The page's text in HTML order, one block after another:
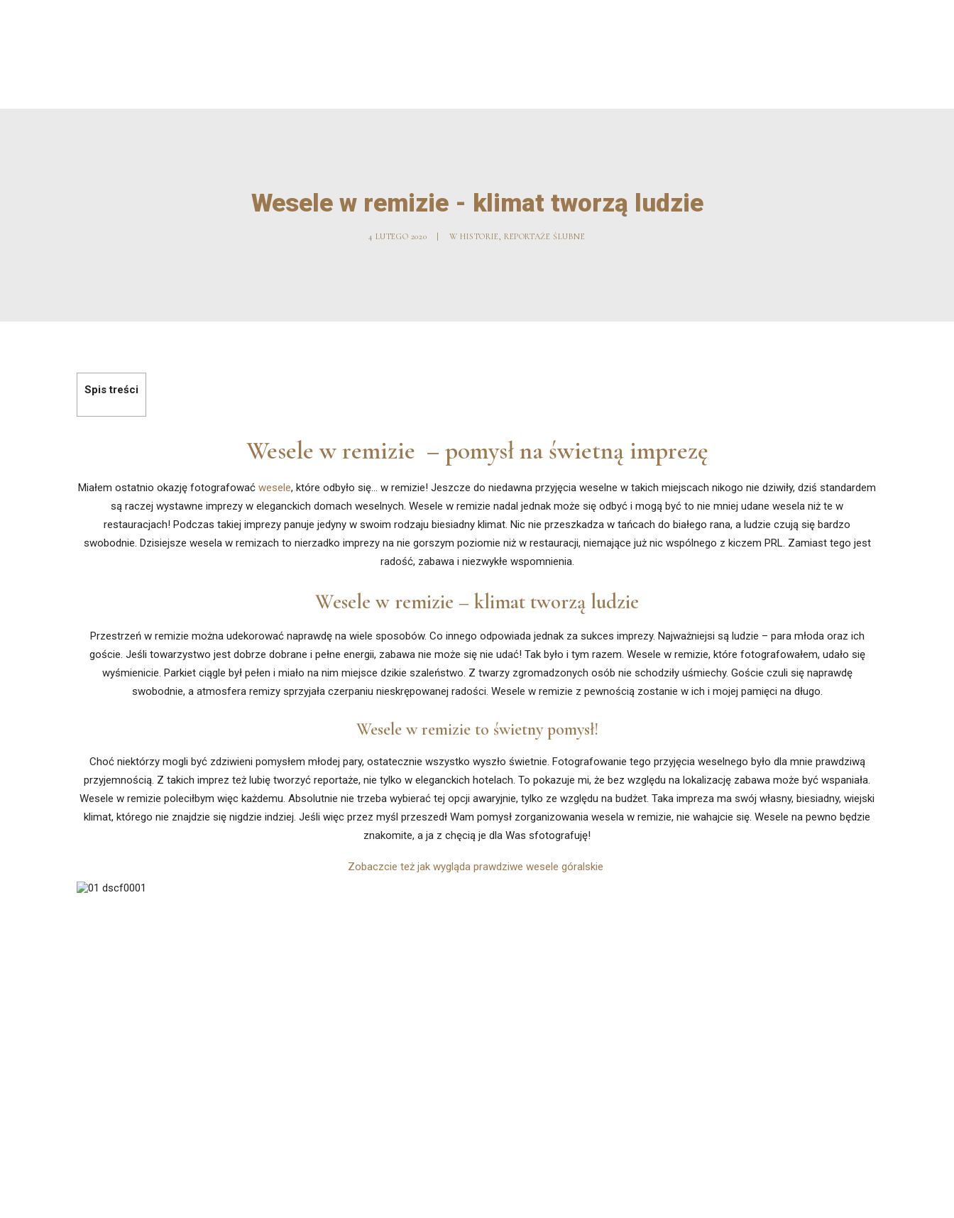
Wesele w remizie - klimat tworzą ludzie
4 LUTEGO 2020 W HISTORIE,REPORTAŻE ŚLUBNE
Spis treści
Wesele w remizie – pomysł na świetną imprezę
Miałem ostatnio okazję fotografować wesele, które odbyło się… w remizie! Jeszcze do niedawna przyjęcia weselne w takich miejscach nikogo nie dziwiły, dziś standardem
są raczej wystawne imprezy w eleganckich domach weselnych. Wesele w remizie nadal jednak może się odbyć i mogą być to nie mniej udane wesela niż te w
restauracjach! Podczas takiej imprezy panuje jedyny w swoim rodzaju biesiadny klimat. Nic nie przeszkadza w tańcach do białego rana, a ludzie czują się bardzo
swobodnie. Dzisiejsze wesela w remizach to nierzadko imprezy na nie gorszym poziomie niż w restauracji, niemające już nic wspólnego z kiczem PRL. Zamiast tego jest
radość, zabawa i niezwykłe wspomnienia.
Wesele w remizie – klimat tworzą ludzie
Przestrzeń w remizie można udekorować naprawdę na wiele sposobów. Co innego odpowiada jednak za sukces imprezy. Najważniejsi są ludzie – para młoda oraz ich
goście. Jeśli towarzystwo jest dobrze dobrane i pełne energii, zabawa nie może się nie udać! Tak było i tym razem. Wesele w remizie, które fotografowałem, udało się
wyśmienicie. Parkiet ciągle był pełen i miało na nim miejsce dzikie szaleństwo. Z twarzy zgromadzonych osób nie schodziły uśmiechy. Goście czuli się naprawdę
swobodnie, a atmosfera remizy sprzyjała czerpaniu nieskrępowanej radości. Wesele w remizie z pewnością zostanie w ich i mojej pamięci na długo.
Wesele w remizie to świetny pomysł!
Choć niektórzy mogli być zdziwieni pomysłem młodej pary, ostatecznie wszystko wyszło świetnie. Fotografowanie tego przyjęcia weselnego było dla mnie prawdziwą
przyjemnością. Z takich imprez też lubię tworzyć reportaże, nie tylko w eleganckich hotelach. To pokazuje mi, że bez względu na lokalizację zabawa może być wspaniała.
Wesele w remizie poleciłbym więc każdemu. Absolutnie nie trzeba wybierać tej opcji awaryjnie, tylko ze względu na budżet. Taka impreza ma swój własny, biesiadny, wiejski
klimat, którego nie znajdzie się nigdzie indziej. Jeśli więc przez myśl przeszedł Wam pomysł zorganizowania wesela w remizie, nie wahajcie się. Wesele na pewno będzie
znakomite, a ja z chęcią je dla Was sfotografuję!
Zobaczcie też jak wygląda prawdziwe wesele góralskie